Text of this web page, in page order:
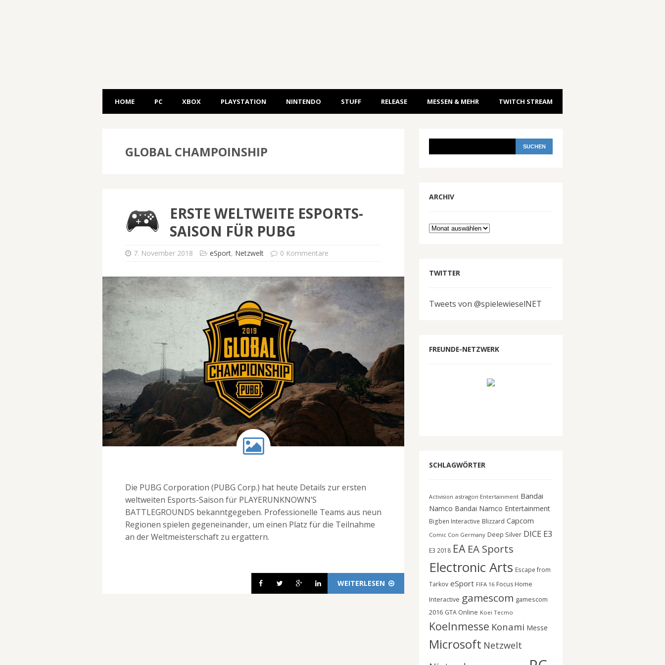
HOME PC XBOX PLAYSTATION NINTENDO STUFF RELEASE MESSEN & MEHR TWITCH STREAM
GLOBAL CHAMPOINSHIP
ERSTE WELTWEITE ESPORTS-
SAISON FÜR PUBG
7. November 2018 eSport, Netzwelt 0 Kommentare
Die PUBG Corporation (PUBG Corp.) hat heute Details zur ersten
weltweiten Esports-Saison für PLAYERUNKNOWN’S
BATTLEGROUNDS bekanntgegeben. Professionelle Teams aus neun
Regionen spielen gegeneinander, um einen Platz für die Teilnahme
an der Weltmeisterschaft zu ergattern.
WEITERLESEN
ARCHIV
Archiv
TWITTER
Tweets von @spielewieselNET
FREUNDE-NETZWERK
SCHLAGWÖRTER
Activision astragon Entertainment Bandai
Namco Bandai Namco Entertainment
Bigben Interactive Blizzard Capcom
Comic Con Germany Deep Silver DICE E3
E3 2018 EA EA Sports
Electronic Arts Escape from
Tarkov eSport FIFA 16 Focus Home
Interactive gamescom gamescom
2016 GTA Online Koei Tecmo
Koelnmesse Konami Messe
Microsoft Netzwelt